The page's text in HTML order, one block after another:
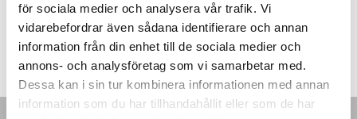
för sociala medier och analysera vår trafik. Vi
vidarebefordrar även sådana identifierare och annan
information från din enhet till de sociala medier och
annons- och analysföretag som vi samarbetar med.
Dessa kan i sin tur kombinera informationen med annan
information som du har tillhandahållit eller som de har
3,395.00kr LÄS MER